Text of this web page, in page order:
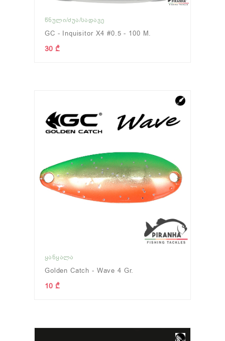
ᲬᲜᲣᲚᲘ/ᲫᲣᲐ/ᲡᲐᲓᲐᲕᲔ
GC - Inquisitor X4 #0.5 - 100 M.
30 ₾
ᲧᲐᲜᲧᲐᲚᲐ
Golden Catch - Wave 4 Gr.
10 ₾